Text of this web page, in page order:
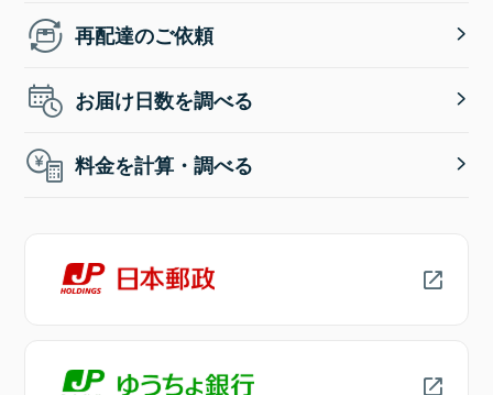
再配達のご依頼
お届け日数を調べる
料金を計算・調べる